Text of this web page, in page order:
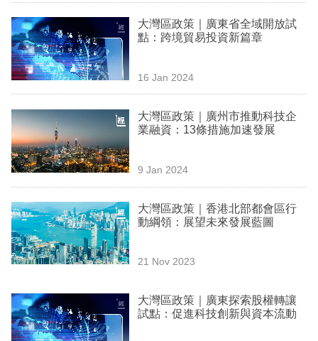
時
專
欄
閱
專
區
大灣區政策｜廣東省全域開放試
點：跨境貿易投資新篇章
16 Jan 2024
大灣區政策｜廣州市推動科技企
業融資：13條措施加速發展
9 Jan 2024
大灣區政策｜香港北部都會區行
動綱領：展望未來發展藍圖
21 Nov 2023
大灣區政策｜廣東探索股權轉讓
試點：促進科技創新與資本流動